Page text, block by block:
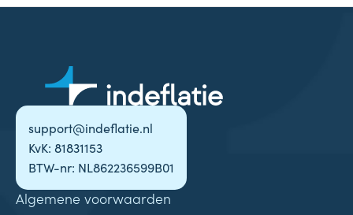
support@indeflatie.nl
KvK: 81831153
BTW-nr: NL862236599B01
Algemene voorwaarden